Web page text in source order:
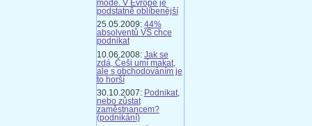
módě. V Evropě je
podstatně oblíbenější
25.05.2009: 44%
absolventů VŠ chce
podnikat
10.06.2008: Jak se
zdá, Češi umí makat,
ale s obchodováním je
to horší
30.10.2007: Podnikat,
nebo zůstat
zaměstnancem?
(podnikání)